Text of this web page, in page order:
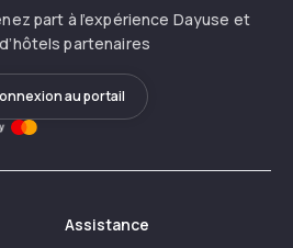
part à l’expérience Dayuse et
partenaires
au portail
Assistance